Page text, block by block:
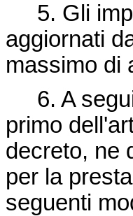
5. Gli
aggiornati
massimo di
6. A
primo
decreto, ne
per la
seguenti